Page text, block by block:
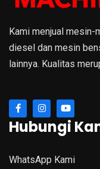
Kami menjual mesin-
diesel dan mesin
lainnya. Kualitas
Hubungi
WhatsApp Kami